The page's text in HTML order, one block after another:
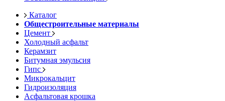
Каталог
Общестроительные материалы
Цемент
Холодный асфальт
Керамзит
Битумная эмульсия
Гипс
Микрокальцит
Гидроизоляция
Асфальтовая крошка